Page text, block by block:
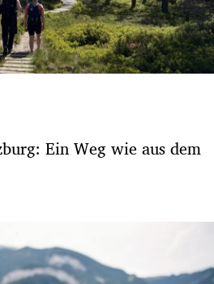
Ein Weg wie aus dem